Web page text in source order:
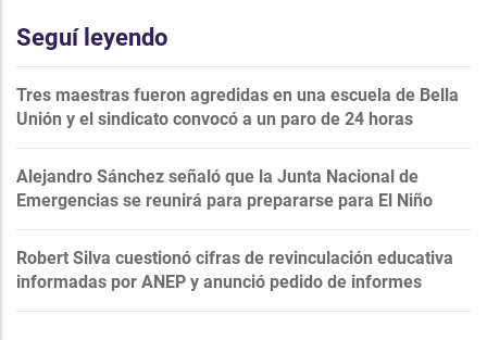
Seguí leyendo
Tres maestras fueron agredidas en una escuela de Bella
Unión y el sindicato convocó a un paro de 24 horas
Alejandro Sánchez señaló que la Junta Nacional de
Emergencias se reunirá para prepararse para El Niño
Robert Silva cuestionó cifras de revinculación educativa
informadas por ANEP y anunció pedido de informes